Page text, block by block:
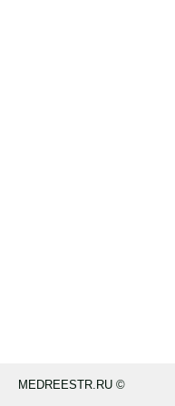
MEDREESTR.RU ©